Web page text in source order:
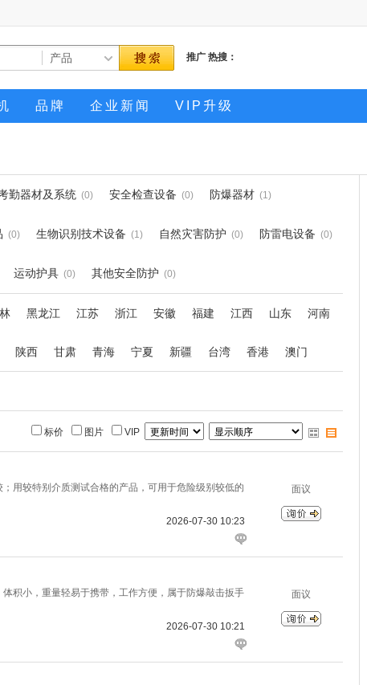
推广 热搜：
品牌 企业新闻 VIP升级
勤器材及系统 (0) 安全检查设备 (0) 防爆器材 (1)
(0) 生物识别技术设备 (1) 自然灾害防护 (0) 防雷电设备 (0)
运动护具 (0) 其他安全防护 (0)
黑龙江 江苏 浙江 安徽 福建 江西 山东 河南
陕西 甘肃 青海 宁夏 新疆 台湾 香港 澳门
标价 图片 VIP
较特别介质测试合格的产品，可用于危险级别较低的
2026-07-30 10:23
面议
小，重量轻易于携带，工作方便，属于防爆敲击扳手
2026-07-30 10:21
面议